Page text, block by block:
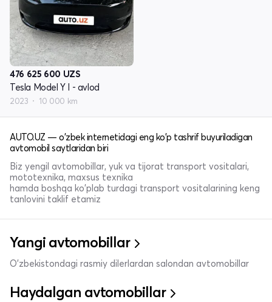
476 625 600 UZS
Tesla Model Y I - avlod
2023 10 000 km
AUTO.UZ — o'zbek internetidagi eng ko'p tashrif buyuriladigan
avtomobil saytlaridan biri
Biz yengil avtomobillar, yuk va tijorat transport vositalari,
mototexnika, maxsus texnika
hamda boshqa ko'plab turdagi transport vositalarining keng
tanlovini taklif etamiz
Yangi avtomobillar
O'zbekistondagi rasmiy dilerlardan salondan avtomobillar
Haydalgan avtomobillar